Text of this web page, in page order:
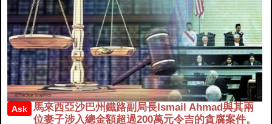
Ask
馬來西亞沙巴州鐵路副局長Ismail Ahmad與其兩
位妻子涉入總金額超過200萬元令吉的貪腐案件。